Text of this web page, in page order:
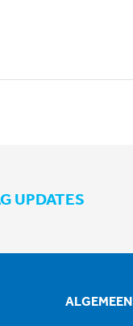
UPDATES
ALGEMEEN